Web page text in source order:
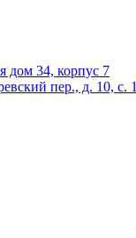
дом 34, корпус 7
пер., д. 10, с. 1